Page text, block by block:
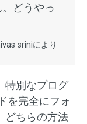
どうやっ
sriniにより
特別なプログ
を完全にフォ
どちらの方法